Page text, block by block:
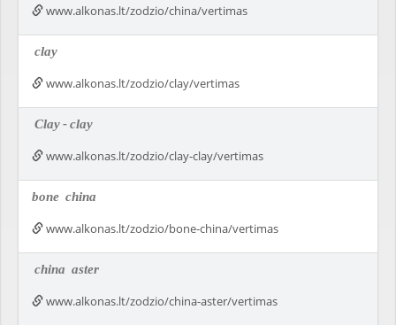
www.alkonas.lt/zodzio/china/vertimas
clay
www.alkonas.lt/zodzio/clay/vertimas
Clay-clay
www.alkonas.lt/zodzio/clay-clay/vertimas
bone china
www.alkonas.lt/zodzio/bone-china/vertimas
china aster
www.alkonas.lt/zodzio/china-aster/vertimas